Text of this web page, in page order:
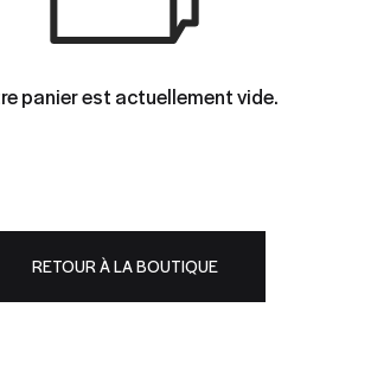
panier est actuellement vide.
RETOUR À LA BOUTIQUE